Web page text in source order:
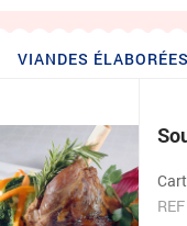
VIANDES ÉLABORÉES